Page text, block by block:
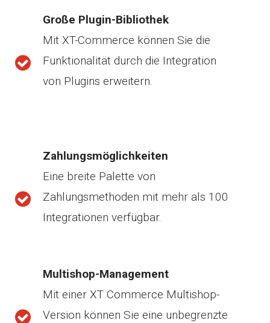
Große Plugin-Bibliothek
Mit XT-Commerce können Sie die
Funktionalität durch die Integration
von Plugins erweitern.
Zahlungsmöglichkeiten
Eine breite Palette von
Zahlungsmethoden mit mehr als 100
Integrationen verfügbar.
Multishop-Management
Mit einer XT Commerce Multishop-
Version können Sie eine unbegrenzte